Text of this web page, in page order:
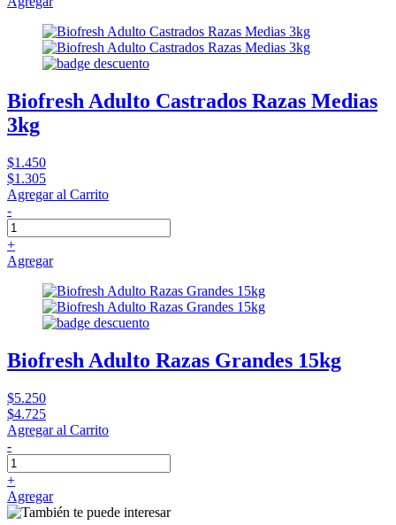
Biofresh Adulto Castrados Razas Medias
3kg
$1.450
$1.305
Agregar al Carrito
-
+
Agregar
Biofresh Adulto Razas Grandes 15kg
$5.250
$4.725
Agregar al Carrito
-
+
Agregar